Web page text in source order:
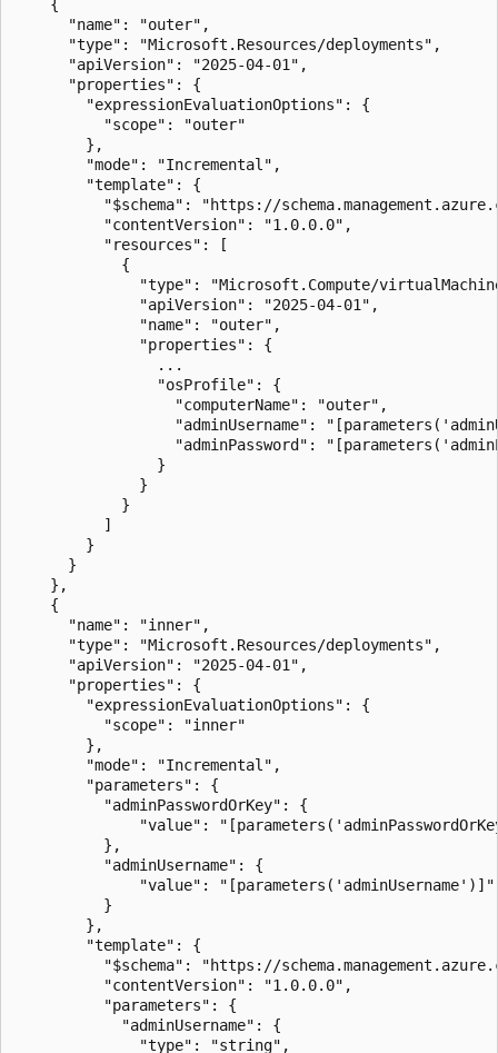
    {
      "name": "outer",
      "type": "Microsoft.Resources/deployments",
      "apiVersion": "2025-04-01",
      "properties": {
        "expressionEvaluationOptions": {
          "scope": "outer"
        },
        "mode": "Incremental",
        "template": {
"$schema": "https://
          "contentVersion": "1.0.0.0",
          "resources": [
            {
"type": "Microsoft.Compute/
              "apiVersion": "2025-04-01",
              "name": "outer",
              "properties": {
                ...
                "osProfile": {
                  "computerName": "outer",
"adminUsername":
"adminPassword":
                }
              }
            }
          ]
        }
      }
    },
    {
      "name": "inner",
      "type": "Microsoft.Resources/deployments",
      "apiVersion": "2025-04-01",
      "properties": {
        "expressionEvaluationOptions": {
          "scope": "inner"
        },
        "mode": "Incremental",
        "parameters": {
          "adminPasswordOrKey": {
"value":
          },
          "adminUsername": {
              "value": "[parameters('adminUsername')]"
          }
        },
        "template": {
"$schema": "https://
          "contentVersion": "1.0.0.0",
          "parameters": {
            "adminUsername": {
              "type": "string",